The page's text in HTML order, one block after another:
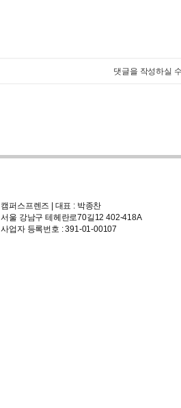
댓글을 작성하실
캠퍼스프렌즈 | 대표 : 박종찬
서울 강남구 테헤란로70길12 402-418A
사업자 등록번호 : 391-01-00107